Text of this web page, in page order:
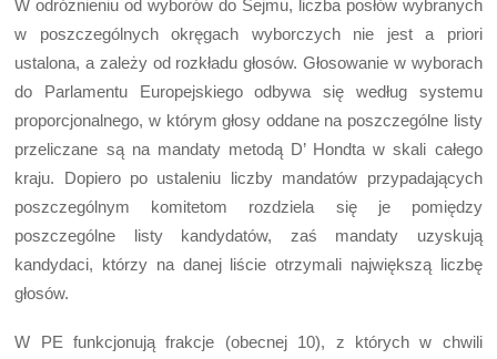
W odróżnieniu od wyborów do Sejmu, liczba posłów wybranych
w poszczególnych okręgach wyborczych nie jest a priori
ustalona, a zależy od rozkładu głosów. Głosowanie w wyborach
do Parlamentu Europejskiego odbywa się według systemu
proporcjonalnego, w którym głosy oddane na poszczególne listy
przeliczane są na mandaty metodą D’ Hondta w skali całego
kraju. Dopiero po ustaleniu liczby mandatów przypadających
poszczególnym komitetom rozdziela się je pomiędzy
poszczególne listy kandydatów, zaś mandaty uzyskują
kandydaci, którzy na danej liście otrzymali największą liczbę
głosów.
W PE funkcjonują frakcje (obecnej 10), z których w chwili